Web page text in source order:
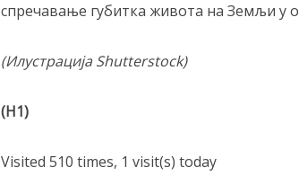
спречавање губитка живота на Земљи у
(Илустрација Shutterstock)
(Н1)
Visited 510 times, 1 visit(s) today